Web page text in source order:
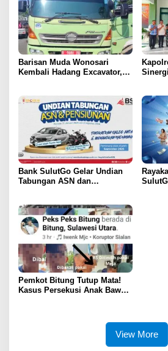
Barisan Muda Wonosari
Kembali Hadang Excavator,
Bank SulutGo Gelar Undian
Tabungan ASN dan
Pemkot Bitung Tutup Mata!
Kasus Persekusi Anak Bawah
View More